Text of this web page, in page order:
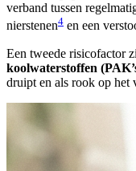
verband tussen
nierstenen4 en een
Een tweede risicofactor
koolwaterstoffen
druipt en als rook op het